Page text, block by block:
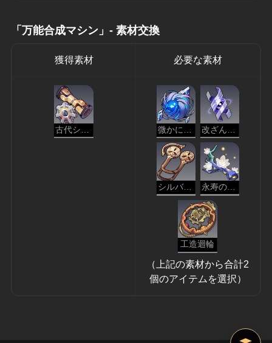
「万能合成マシン」- 素材交換
獲得素材 必要な素材
シルバーメインの記章 永寿の天華
工造迴輪
（上記の素材から合計2
個のアイテムを選択）